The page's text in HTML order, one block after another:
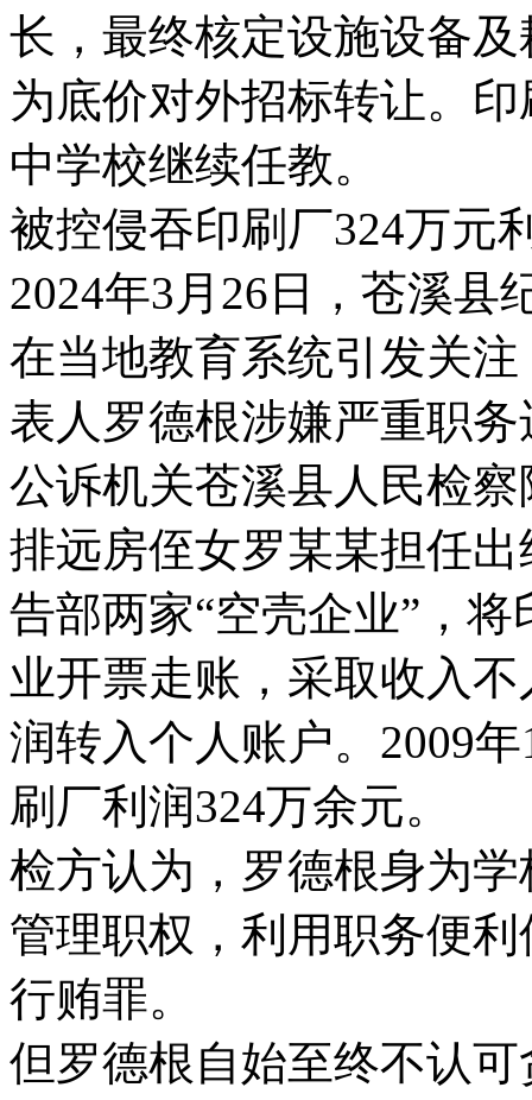
长，最终核定设施设备
为底价对外招标转让。
中学校继续任教。
被控侵吞印刷厂324万元
2024年3月26日，苍溪县
在当地教育系统引发关
表人罗德根涉嫌严重职
公诉机关苍溪县人民检
排远房侄女罗某某担任
告部两家“空壳企业”，
业开票走账，采取收入
润转入个人账户。2009
刷厂利润324万余元。
检方认为，罗德根身为
管理职权，利用职务便
行贿罪。
但罗德根自始至终不认